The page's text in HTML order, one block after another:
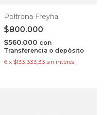
Poltrona Freyha
$800.000
$560.000 con
Transferencia o depósito
6 x $133.333,33 sin interés